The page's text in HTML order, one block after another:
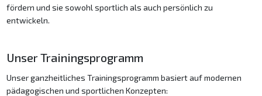
fördern und sie sowohl sportlich als auch persönlich zu
entwickeln.
Unser Trainingsprogramm
Unser ganzheitliches Trainingsprogramm basiert auf modernen
pädagogischen und sportlichen Konzepten: